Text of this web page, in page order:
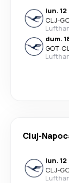
lun.
CLJ-
dum.
GOT-
Cluj-
lun.
CLJ-